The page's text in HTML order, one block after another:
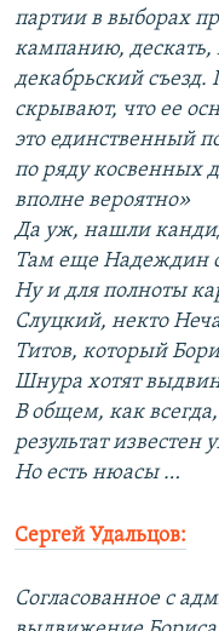
партии в выборах
кампанию,
декабрьский
скрывают, что ее
это единственный
по ряду косвенных
вполне вероятно»
Да уж, нашли
Там еще Надеждин
Ну и для полноты
Слуцкий, некто
Титов, который
Шнура хотят
В общем, как
результат
Но есть нюасы …
Сергей Удальцов:
Согласованное с